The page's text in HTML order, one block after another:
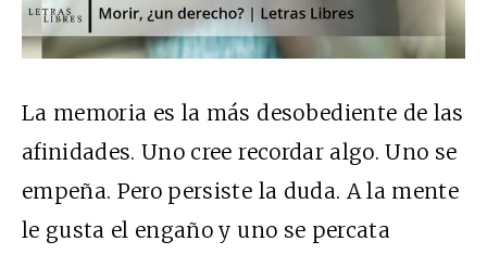
La memoria es la más desobediente de las
afinidades. Uno cree recordar algo. Uno se
empeña. Pero persiste la duda. A la mente
le gusta el engaño y uno se percata